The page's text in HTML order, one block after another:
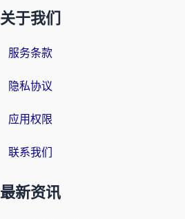
关于我们
服务条款
隐私协议
应用权限
联系我们
最新资讯